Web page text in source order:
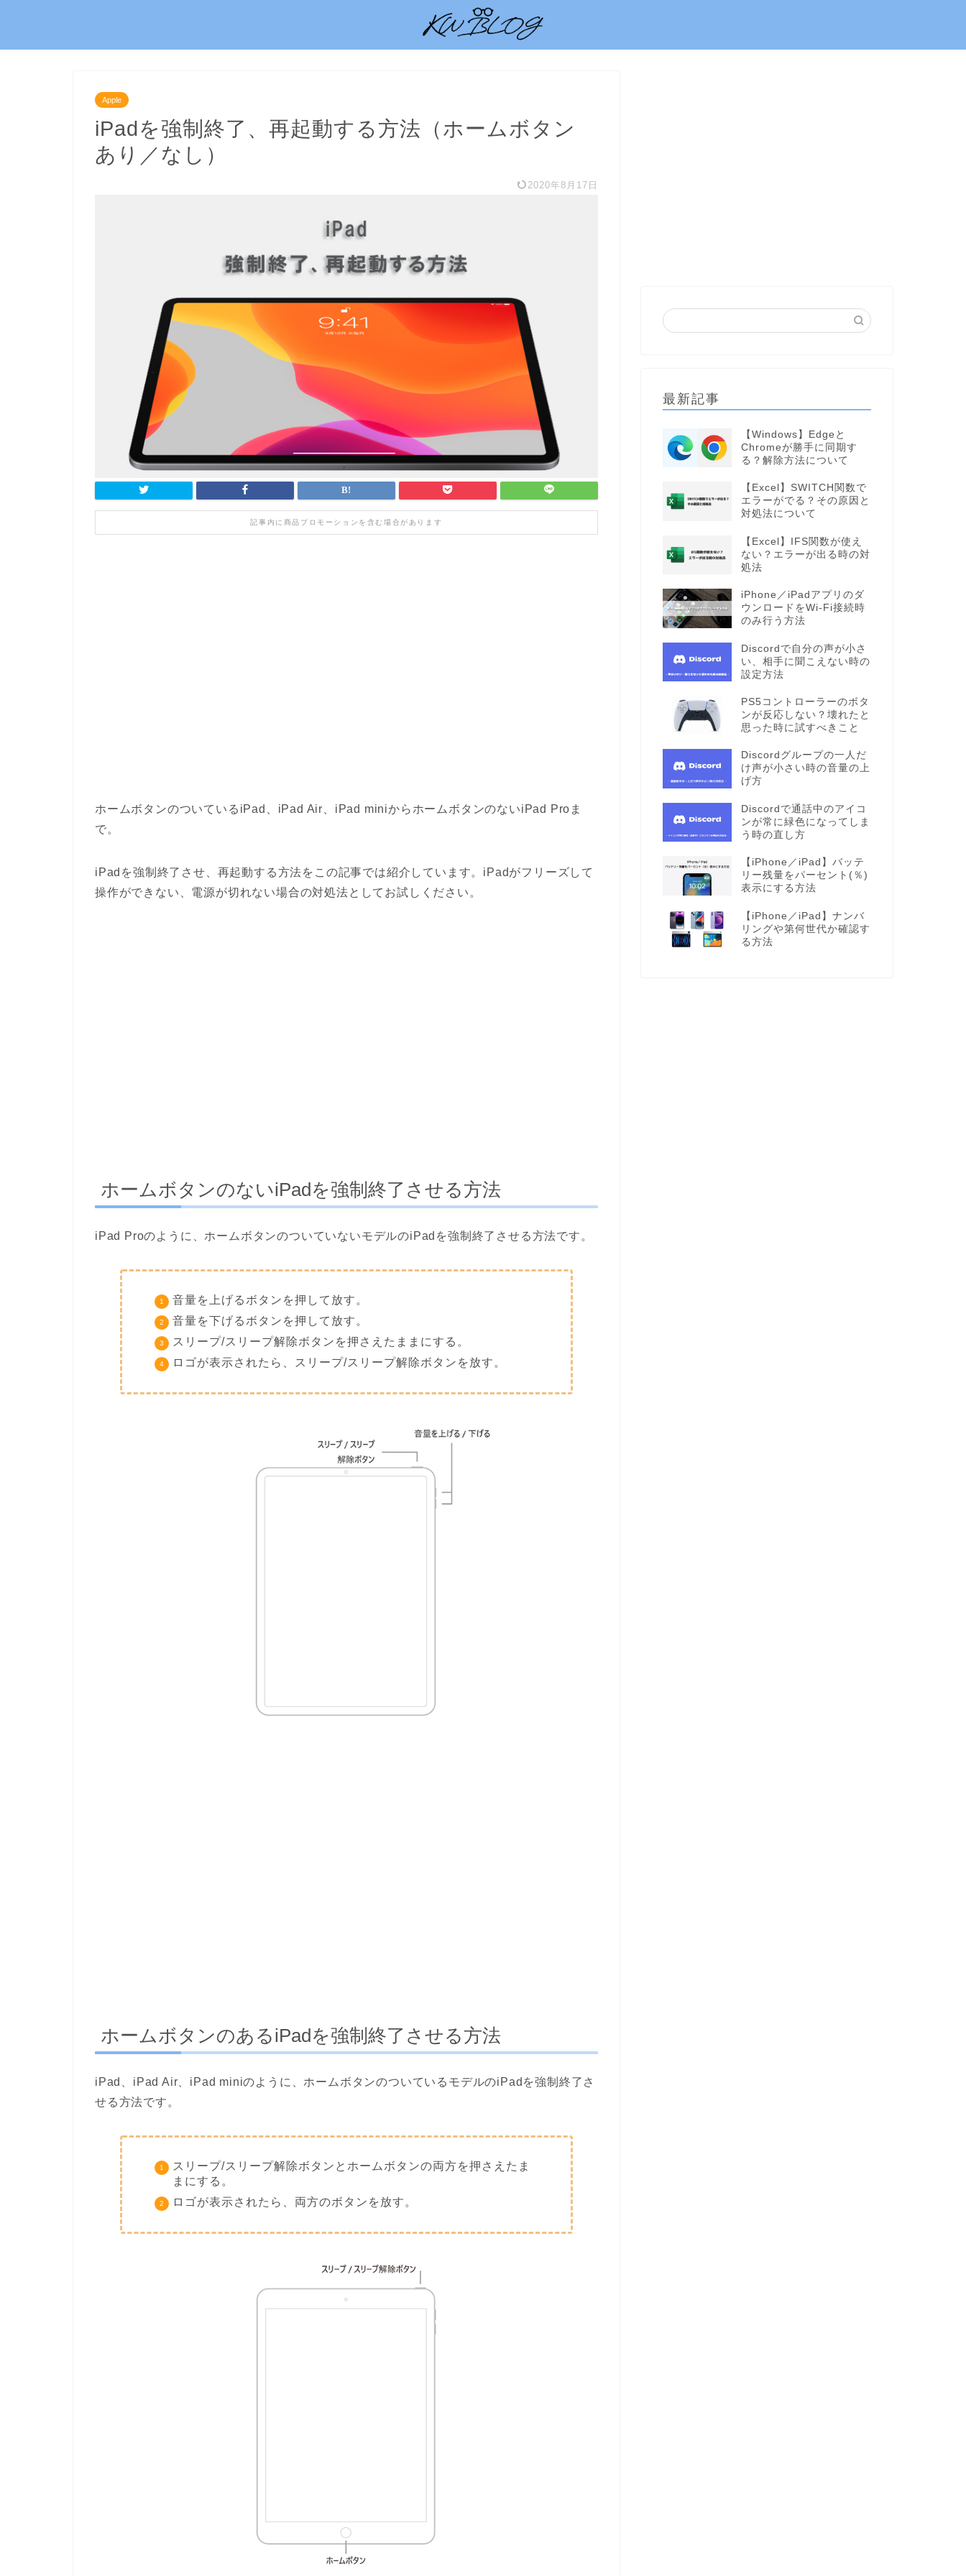
Apple
iPadを強制終了、再起動する方法（ホームボタン
あり／なし）
2020年8月17日
記事内に商品プロモーションを含む場合があります
ホームボタンのついているiPad、iPad Air、iPad miniからホームボタンのないiPad Proま
で。
iPadを強制終了させ、再起動する方法をこの記事では紹介しています。iPadがフリーズして
操作ができない、電源が切れない場合の対処法としてお試しください。
ホームボタンのないiPadを強制終了させる方法
iPad Proのように、ホームボタンのついていないモデルのiPadを強制終了させる方法です。
音量を上げるボタンを押して放す。
音量を下げるボタンを押して放す。
スリープ/スリープ解除ボタンを押さえたままにする。
ロゴが表示されたら、スリープ/スリープ解除ボタンを放す。
ホームボタンのあるiPadを強制終了させる方法
iPad、iPad Air、iPad miniのように、ホームボタンのついているモデルのiPadを強制終了さ
せる方法です。
スリープ/スリープ解除ボタンとホームボタンの両方を押さえたま
まにする。
ロゴが表示されたら、両方のボタンを放す。
最新記事
【Windows】Edgeと
Chromeが勝手に同期す
る？解除方法について
【Excel】SWITCH関数で
エラーがでる？その原因と
対処法について
【Excel】IFS関数が使え
ない？エラーが出る時の対
処法
iPhone／iPadアプリのダ
ウンロードをWi-Fi接続時
のみ行う方法
Discordで自分の声が小さ
い、相手に聞こえない時の
設定方法
PS5コントローラーのボタ
ンが反応しない？壊れたと
思った時に試すべきこと
Discordグループの一人だ
け声が小さい時の音量の上
げ方
Discordで通話中のアイコ
ンが常に緑色になってしま
う時の直し方
【iPhone／iPad】バッテ
リー残量をパーセント(％)
表示にする方法
【iPhone／iPad】ナンバ
リングや第何世代か確認す
る方法